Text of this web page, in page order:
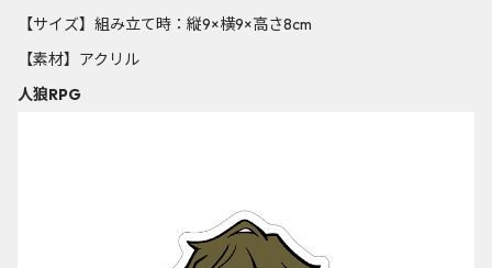
【サイズ】組み立て時：縦9×横9×高さ8cm
【素材】アクリル
人狼RPG